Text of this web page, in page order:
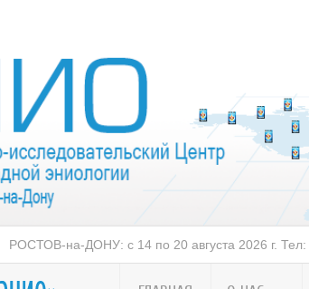
РОСТОВ-на-ДОНУ: с 14 по 20 августа 2026 г. Тел: